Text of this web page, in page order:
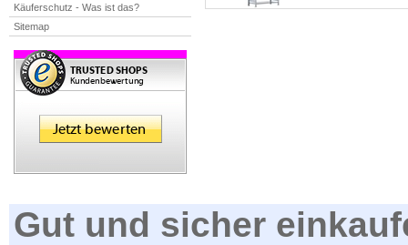
Käuferschutz - Was ist das?
Sitemap
Gut und sicher